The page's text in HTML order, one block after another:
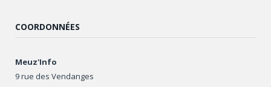
COORDONNÉES
Meuz'Info
9 rue des Vendanges